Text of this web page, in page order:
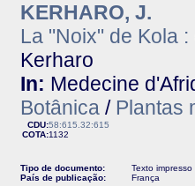
KERHARO, J.
La "Noix" de Kola
Kerharo
In: Medecine
Botânica / Plantas
CDU:58:615.32:615
COTA:1132
Tipo de documento:
Texto impresso
País de publicação:
França